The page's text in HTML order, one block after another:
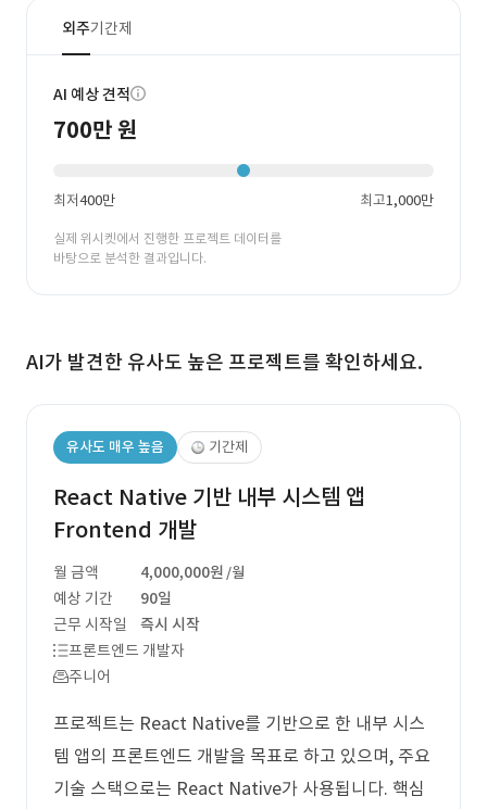
외주기간제
AI 예상 견적
700만 원
최저400만 최고1,000만
실제 위시켓에서 진행한 프로젝트 데이터를
바탕으로 분석한 결과입니다.
AI가 발견한 유사도 높은 프로젝트를 확인하세요.
유사도 매우 높음 기간제
React Native 기반 내부 시스템 앱
Frontend 개발
월 금액 4,000,000원 /월
예상 기간
90일
근무 시작일
즉시 시작
프론트엔드 개발자
주니어
프로젝트는 React Native를 기반으로 한 내부 시스
템 앱의 프론트엔드 개발을 목표로 하고 있으며, 주요
기술 스택으로는 React Native가 사용됩니다. 핵심